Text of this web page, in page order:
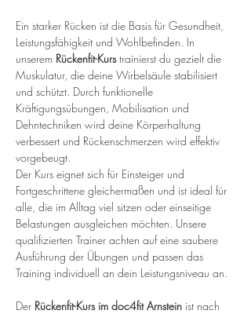
Ein starker Rücken ist die Basis für Gesundheit,
Leistungsfähigkeit und Wohlbefinden. In
unserem Rückenfit-Kurs trainierst du gezielt die
Muskulatur, die deine Wirbelsäule stabilisiert
und schützt. Durch funktionelle
Kräftigungsübungen, Mobilisation und
Dehntechniken wird deine Körperhaltung
verbessert und Rückenschmerzen wird effektiv
vorgebeugt.
Der Kurs eignet sich für Einsteiger und
Fortgeschrittene gleichermaßen und ist ideal für
alle, die im Alltag viel sitzen oder einseitige
Belastungen ausgleichen möchten. Unsere
qualifizierten Trainer achten auf eine saubere
Ausführung der Übungen und passen das
Training individuell an dein Leistungsniveau an.
Der Rückenfit-Kurs im doc4fit Arnstein ist nach